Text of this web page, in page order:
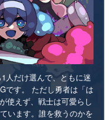
人だけ選んで、ともに迷
です。 ただし勇者は「は
使えず、戦士は可愛らし
います。誰を救うのかを